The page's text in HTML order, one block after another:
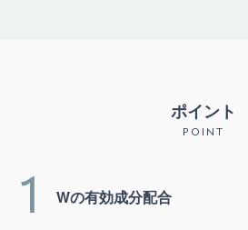
ポイント
POINT
1 Wの有効成分配合